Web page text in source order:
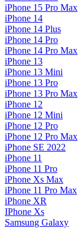
iPhone 15 Pro Max
iPhone 14
iPhone 14 Plus
iPhone 14 Pro
iPhone 14 Pro Max
iPhone 13
iPhone 13 Mini
iPhone 13 Pro
iPhone 13 Pro Max
iPhone 12
iPhone 12 Mini
iPhone 12 Pro
iPhone 12 Pro Max
iPhone SE 2022
iPhone 11
iPhone 11 Pro
iPhone Xs Max
iPhone 11 Pro Max
iPhone XR
IPhone Xs
Samsung Galaxy